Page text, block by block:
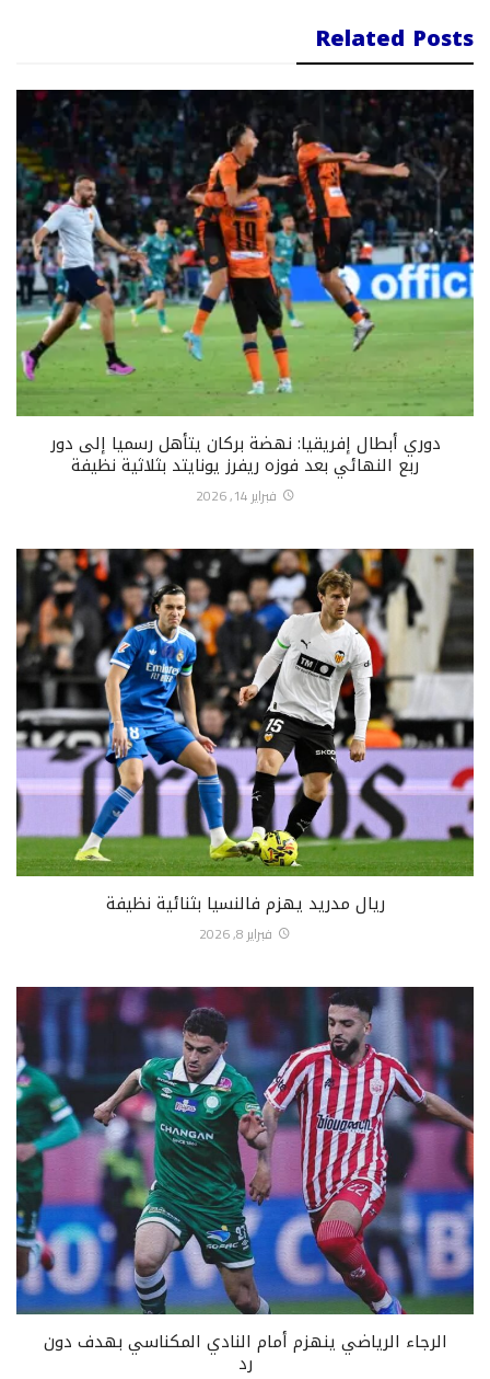
Related Posts
دوري أبطال إفريقيا: نهضة بركان يتأهل رسميا إلى دور
ربع النهائي بعد فوزه ريفرز يونايتد بثلاثية نظيفة
فبراير 14, 2026
ريال مدريد يهزم فالنسيا بثنائية نظيفة
فبراير 8, 2026
الرجاء الرياضي ينهزم أمام النادي المكناسي بهدف دون
رد